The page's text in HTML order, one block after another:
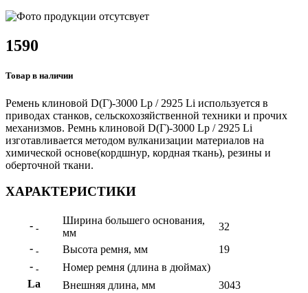
1590
Товар в наличии
Ремень клиновой D(Г)-3000 Lp / 2925 Li используется в
приводах станков, сельскохозяйственной техники и прочих
механизмов. Ремнь клиновой D(Г)-3000 Lp / 2925 Li
изготавливается методом вулканизации материалов на
химической основе(кордшнур, кордная ткань), резины и
оберточной ткани.
ХАРАКТЕРИСТИКИ
- -
Ширина большего основания,
мм
32
- - Высота ремня, мм
19
- -
Номер ремня (длина в дюймах)
La
Внешняя длина, мм
3043